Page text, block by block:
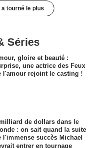
tourné le plus
Séries
gloire et beauté :
une actrice des Feux
l'amour rejoint le casting !
de dollars dans le
: on sait quand la suite
l'immense succès Michael
entrer en tournage